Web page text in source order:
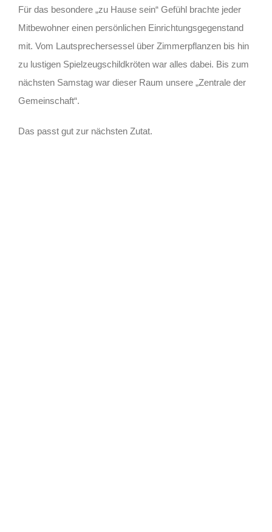
Für das besondere „zu Hause sein“ Gefühl brachte jeder
Mitbewohner einen persönlichen Einrichtungsgegenstand
mit. Vom Lautsprechersessel über Zimmerpflanzen bis hin
zu lustigen Spielzeugschildkröten war alles dabei. Bis zum
nächsten Samstag war dieser Raum unsere „Zentrale der
Gemeinschaft“.
Das passt gut zur nächsten Zutat.